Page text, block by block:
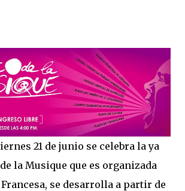
21 de junio se celebra la ya
la Musique que es organizada
se desarrolla a partir de